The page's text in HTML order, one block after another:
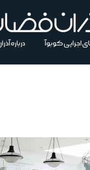
اجرایی کوبوآ درباره